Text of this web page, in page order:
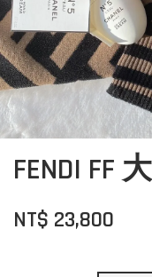
FENDI FF
NT$ 23,800